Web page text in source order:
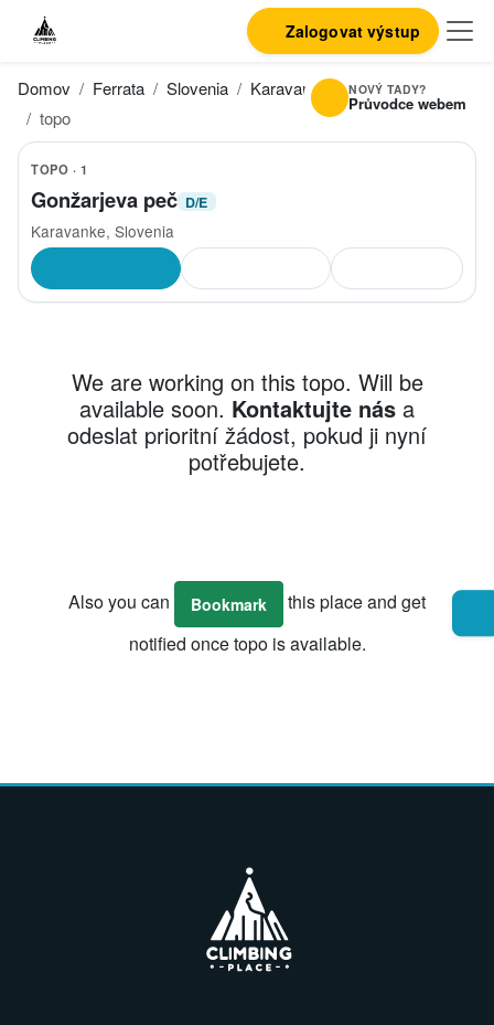
Zalogovat výstup
Domov Ferrata Slovenia Karavanke
Gonžarjeva peč
topo
TOPO · 1
Gonžarjeva peč D/E
Karavanke, Slovenia
We are working on this topo. Will be
available soon. Kontaktujte nás a
odeslat prioritní žádost, pokud ji nyní
potřebujete.
Also you can Bookmark
this place and get
notified once topo is available.
NOVÝ TADY?
Průvodce webem